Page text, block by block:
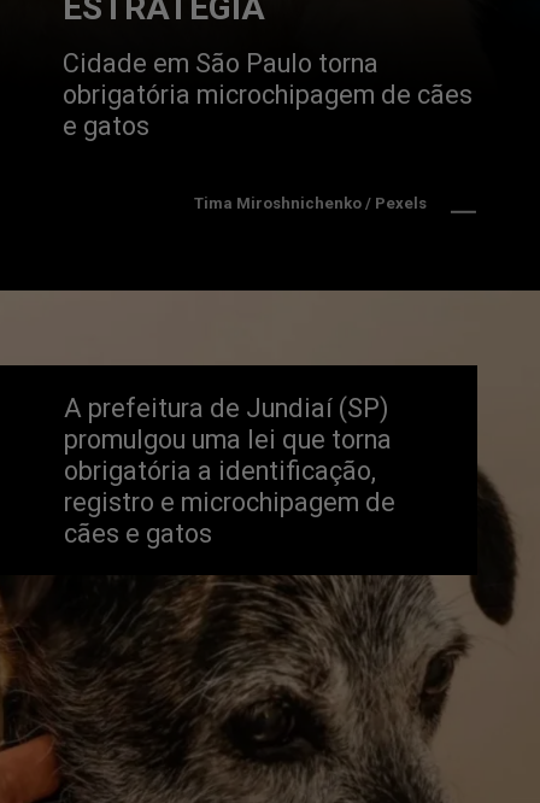
ESTRATÉGIA
Cidade em São Paulo torna
obrigatória microchipagem de cães
e gatos
Tima Miroshnichenko / Pexels
A prefeitura de Jundiaí (SP)
promulgou uma lei que torna
obrigatória a identificação,
registro e microchipagem de
cães e gatos